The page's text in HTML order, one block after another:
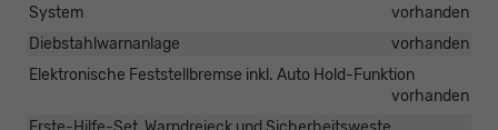
System
vorhanden
Diebstahlwarnanlage
vorhanden
Elektronische Feststellbremse inkl. Auto Hold-Funktion
vorhanden